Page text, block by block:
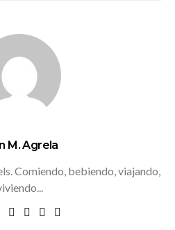
M. Agrela
Comiendo, bebiendo, viajando,